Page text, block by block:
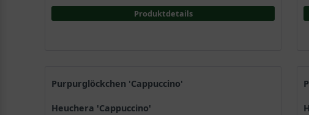
Produktdetails
Purpurglöckchen 'Cappuccino'
Heuchera 'Cappuccino'